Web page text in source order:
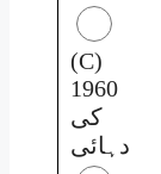
(C)
1960
کی
دہائی